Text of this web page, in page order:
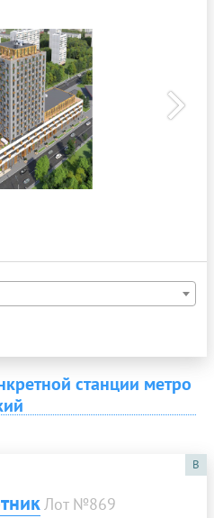
станции метро
B
Лот №869